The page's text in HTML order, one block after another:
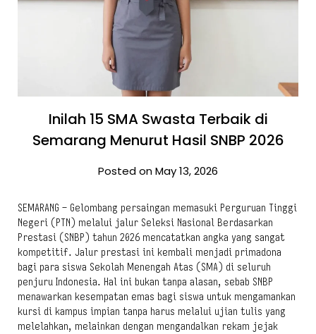
Inilah 15 SMA Swasta Terbaik di
Semarang Menurut Hasil SNBP 2026
Posted on May 13, 2026
SEMARANG – Gelombang persaingan memasuki Perguruan Tinggi
Negeri (PTN) melalui jalur Seleksi Nasional Berdasarkan
Prestasi (SNBP) tahun 2026 mencatatkan angka yang sangat
kompetitif. Jalur prestasi ini kembali menjadi primadona
bagi para siswa Sekolah Menengah Atas (SMA) di seluruh
penjuru Indonesia. Hal ini bukan tanpa alasan, sebab SNBP
menawarkan kesempatan emas bagi siswa untuk mengamankan
kursi di kampus impian tanpa harus melalui ujian tulis yang
melelahkan, melainkan dengan mengandalkan rekam jejak